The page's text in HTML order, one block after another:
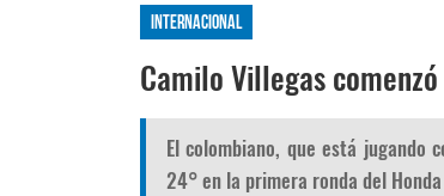
Internacional
Camilo Villegas
El colombiano, que está jugando
24° en la primera ronda del